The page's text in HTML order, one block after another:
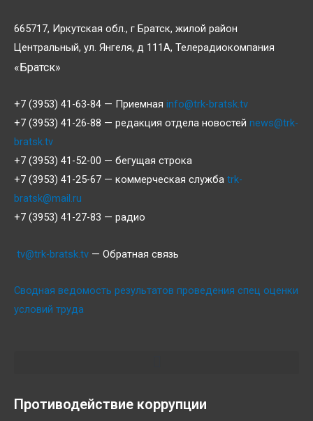
665717, Иркутская обл., г Братск, жилой район
Центральный, ул. Янгеля, д 111А, Телерадиокомпания
«Братск»
+7 (3953) 41-63-84 — Приемная info@trk-bratsk.tv
+7 (3953) 41-26-88 — редакция отдела новостей news@trk-
bratsk.tv
+7 (3953) 41-52-00 — бегущая строка
+7 (3953) 41-25-67 — коммерческая служба trk-
bratsk@mail.ru
+7 (3953) 41-27-83 — радио
tv@trk-bratsk.tv — Обратная связь
Сводная ведомость результатов проведения спец оценки
условий труда
Противодействие коррупции